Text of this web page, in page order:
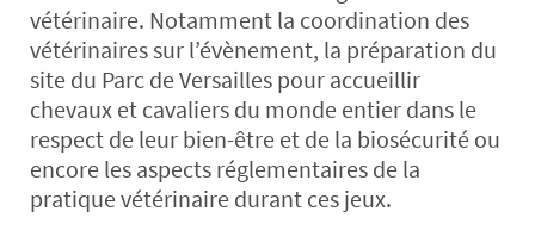
vétérinaire. Notamment la coordination des
vétérinaires sur l’évènement, la préparation du
site du Parc de Versailles pour accueillir
chevaux et cavaliers du monde entier dans le
respect de leur bien-être et de la biosécurité ou
encore les aspects réglementaires de la
pratique vétérinaire durant ces jeux.